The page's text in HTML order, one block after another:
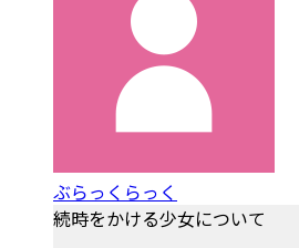
ぶらっくらっく
続時をかける少女について